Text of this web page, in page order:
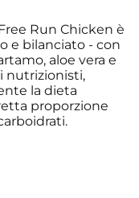
Run Chicken è
e bilanciato - con
aloe vera e
nutrizionisti,
la dieta
proporzione